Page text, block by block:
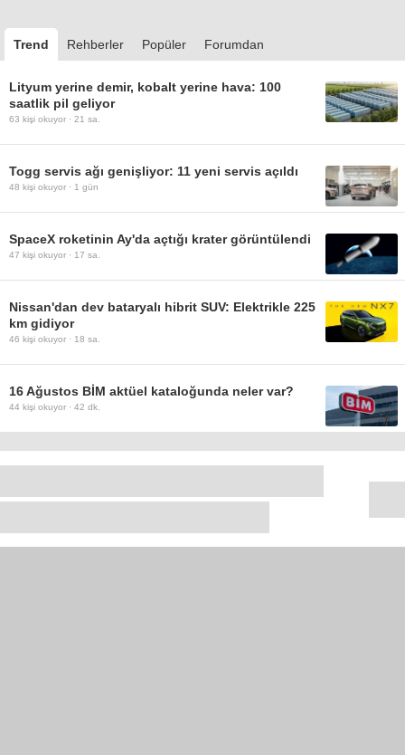
Trend Rehberler Popüler Forumdan
Lityum yerine demir, kobalt yerine hava: 100
saatlik pil geliyor
63 kişi okuyor · 21 sa.
Togg servis ağı genişliyor: 11 yeni servis açıldı
48 kişi okuyor · 1 gün
SpaceX roketinin Ay'da açtığı krater görüntülendi
47 kişi okuyor · 17 sa.
Nissan'dan dev bataryalı hibrit SUV: Elektrikle 225
km gidiyor
46 kişi okuyor · 18 sa.
16 Ağustos BİM aktüel kataloğunda neler var?
44 kişi okuyor · 42 dk.